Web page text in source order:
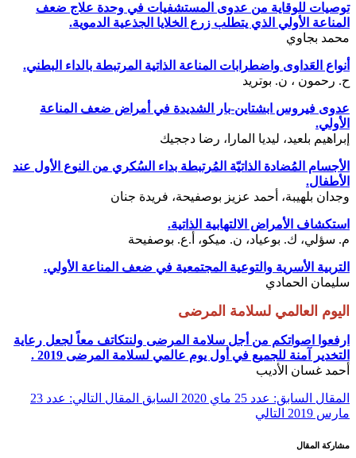
توصيات للوقاية من عدوى المستشفيات في وحدة علاج ضعف
المناعة الأولي الذي يتطلب زرع الخلايا الجذعية الدموية.
محمد بجاوي
أنواع العَداوى واضطرابات المناعة الذاتية المرتبطة بالداء البطني.
ح. رحمون ، ن. بوتريد
عدوى فيروس ابشتاين-بار الشديدة في أمراض ضعف المناعة
الأولي.
إبراهيم بلعيد، ليديا المارا، رضا دججيك
الأجسام المُضادة الذاتيّة المُرتبطة بداء السُكري من النوع الأول عند
الأطفال.
وجدان بلهيبة، أحمد عزيز بوصفيحة، فريدة جنان
استكشاف الأمراض الالتهابية الذاتية.
م. سؤلي، ك. بوعياد، ن. ميكو، أ.ع. بوصفيحة
التربية الأسرية والتوعية المجتمعية في ضعف المناعة الأولي.
سليمان الحمادي
اليوم العالمي لسلامة المرضى
ارفعوا اصواتكم من أجل سلامة المرضى ولنتكاتف معاً لجعل رعاية
التخدير آمنة للجميع في أول يوم عالمي لسلامة المرضى 2019 .
أحمد غسان الأديب
المقال السابق: عدد 25 ماي 2020 السابق
المقال التالي: عدد 23
مارس 2019
التالي
مشاركة المقال